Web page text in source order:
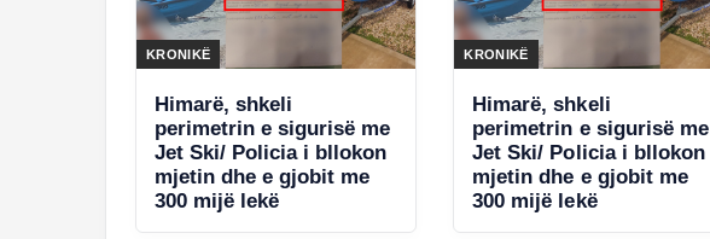
KRONIKË
Himarë, shkeli
perimetrin e sigurisë me
Jet Ski/ Policia i bllokon
mjetin dhe e gjobit me
300 mijë lekë
KRONIKË
Himarë, shkeli
perimetrin e sigurisë me
Jet Ski/ Policia i bllokon
mjetin dhe e gjobit me
300 mijë lekë